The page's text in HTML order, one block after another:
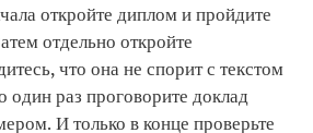
откройте диплом и пройдите
отдельно откройте
что она не спорит с текстом
один раз проговорите доклад
И только в конце проверьте